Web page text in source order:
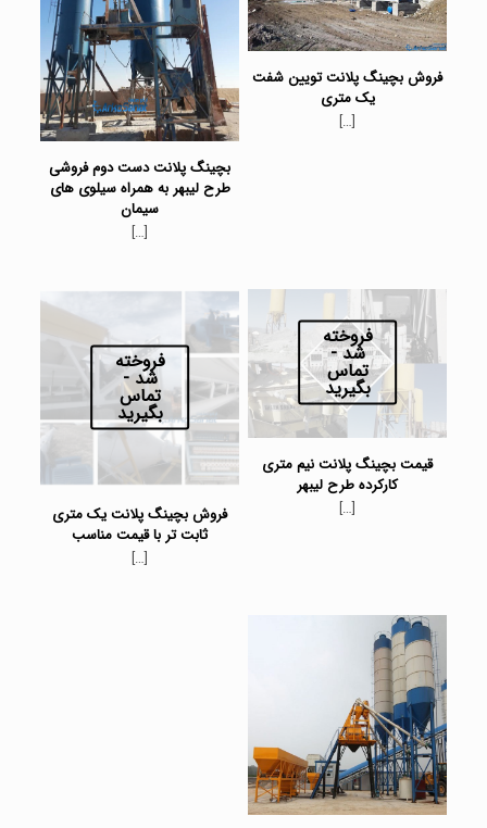
فروش بچینگ پلانت تویین شفت
یک متری
[…]
بچینگ پلانت دست دوم فروشی
طرح لیبهر به همراه سیلوی های
سیمان
[…]
فروخته
شد -
تماس
بگیرید
قیمت بچینگ پلانت نیم متری
کارکرده طرح لیبهر
[…]
فروخته
شد -
تماس
بگیرید
فروش بچینگ پلانت یک متری
ثابت تر با قیمت مناسب
[…]